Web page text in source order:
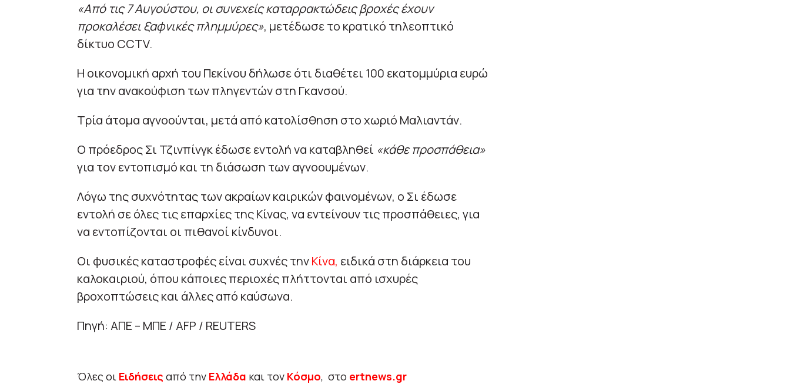
«Από τις 7 Αυγούστου, οι συνεχείς καταρρακτώδεις βροχές έχουν
προκαλέσει ξαφνικές πλημμύρες», μετέδωσε το κρατικό τηλεοπτικό
δίκτυο CCTV.
Η οικονομική αρχή του Πεκίνου δήλωσε ότι διαθέτει 100 εκατομμύρια ευρώ
για την ανακούφιση των πληγεντών στη Γκανσού.
Τρία άτομα αγνοούνται, μετά από κατολίσθηση στο χωριό Μαλιαντάν.
Ο πρόεδρος Σι Τζινπίνγκ έδωσε εντολή να καταβληθεί «κάθε προσπάθεια»
για τον εντοπισμό και τη διάσωση των αγνοουμένων.
Λόγω της συχνότητας των ακραίων καιρικών φαινομένων, ο Σι έδωσε
εντολή σε όλες τις επαρχίες της Κίνας, να εντείνουν τις προσπάθειες, για
να εντοπίζονται οι πιθανοί κίνδυνοι.
Οι φυσικές καταστροφές είναι συχνές τηνΚίνα, ειδικά στη διάρκεια του
καλοκαιριού, όπου κάποιες περιοχές πλήττονται από ισχυρές
βροχοπτώσεις και άλλες από καύσωνα.
Πηγή: ΑΠΕ – ΜΠΕ / AFP / REUTERS
Όλες οι Ειδήσεις από την Ελλάδα και τον Κόσμο, στο ertnews.gr